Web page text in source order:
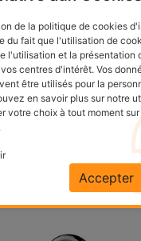
USB‑C -
Câble USB-C - USB-C
Prix
19,95 €
de la politique de cookies
du fait que l'utilisation de
l'utilisation et la présentation
centres d'intérêt. Vos
être utilisés pour la
en savoir plus sur notre
votre choix à tout moment
.
Accepter